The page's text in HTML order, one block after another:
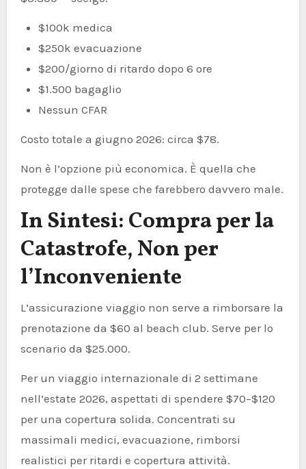
$100k medica
$250k evacuazione
$200/giorno di ritardo dopo 6 ore
$1.500 bagaglio
Nessun CFAR
Costo totale a giugno 2026: circa $78.
Non è l’opzione più economica. È quella che
protegge dalle spese che farebbero davvero male.
In Sintesi: Compra per la
Catastrofe, Non per
l’Inconveniente
L’assicurazione viaggio non serve a rimborsare la
prenotazione da $60 al beach club. Serve per lo
scenario da $25.000.
Per un viaggio internazionale di 2 settimane
nell’estate 2026, aspettati di spendere $70–$120
per una copertura solida. Concentrati su
massimali medici, evacuazione, rimborsi
realistici per ritardi e copertura attività.